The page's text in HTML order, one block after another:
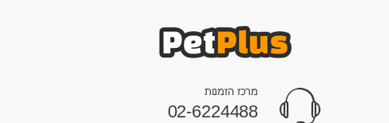
מרכז הזמנות
02-6224488